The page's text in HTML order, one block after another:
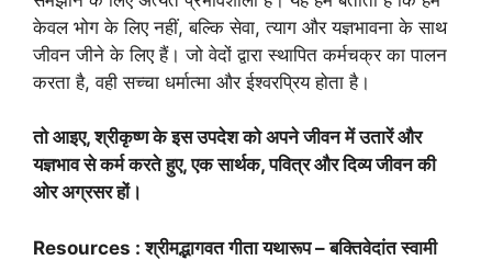
केवल भोग के लिए नहीं, बल्कि सेवा, त्याग और यज्ञभावना के साथ
जीवन जीने के लिए हैं। जो वेदों द्वारा स्थापित कर्मचक्र का पालन
करता है, वही सच्चा धर्मात्मा और ईश्वरप्रिय होता है।
तो आइए, श्रीकृष्ण के इस उपदेश को अपने जीवन में उतारें और
यज्ञभाव से कर्म करते हुए, एक सार्थक, पवित्र और दिव्य जीवन की
ओर अग्रसर हों।
Resources : श्रीमद्भागवत गीता यथारूप – बक्तिवेदांत स्वामी